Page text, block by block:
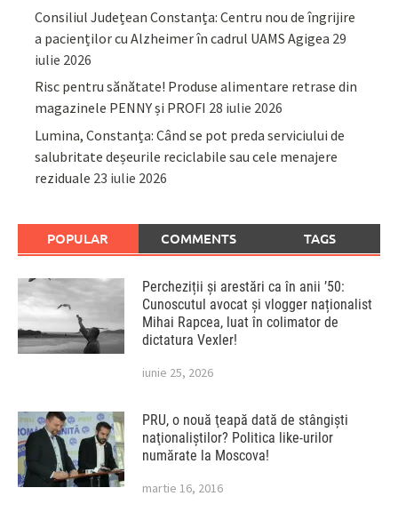
Consiliul Județean Constanța: Centru nou de îngrijire
a pacienților cu Alzheimer în cadrul UAMS Agigea 29
iulie 2026
Risc pentru sănătate! Produse alimentare retrase din
magazinele PENNY și PROFI 28 iulie 2026
Lumina, Constanța: Când se pot preda serviciului de
salubritate deșeurile reciclabile sau cele menajere
reziduale 23 iulie 2026
POPULAR COMMENTS TAGS
Percheziții și arestări ca în anii ’50:
Cunoscutul avocat și vlogger naționalist
Mihai Rapcea, luat în colimator de
dictatura Vexler!
iunie 25, 2026
PRU, o nouă ţeapă dată de stângişti
naţionaliştilor? Politica like-urilor
numărate la Moscova!
martie 16, 2016